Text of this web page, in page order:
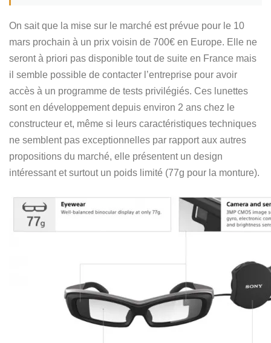
On sait que la mise sur le marché est prévue pour le 10
mars prochain à un prix voisin de 700€ en Europe. Elle ne
seront à priori pas disponible tout de suite en France mais
il semble possible de contacter l’entreprise pour avoir
accès à un programme de tests privilégiés. Ces lunettes
sont en développement depuis environ 2 ans chez le
constructeur et, même si leurs caractéristiques techniques
ne semblent pas exceptionnelles par rapport aux autres
propositions du marché, elle présentent un design
intéressant et surtout un poids limité (77g pour la monture).